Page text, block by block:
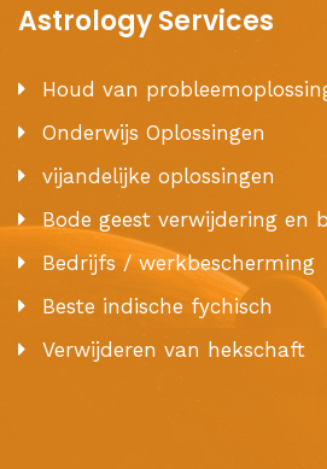
Astrology Services
Houd van
Onderwijs Oplossingen
vijandelijke oplossingen
Bode geest verwijdering en
Bedrijfs / werkbescherming
Beste indische fychisch
Verwijderen van hekschaft